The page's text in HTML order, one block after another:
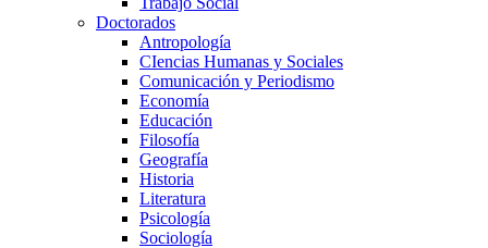
Doctorados
Antropología
CIencias Humanas y Sociales
Comunicación y Periodismo
Economía
Educación
Filosofía
Geografía
Historia
Literatura
Psicología
Sociología